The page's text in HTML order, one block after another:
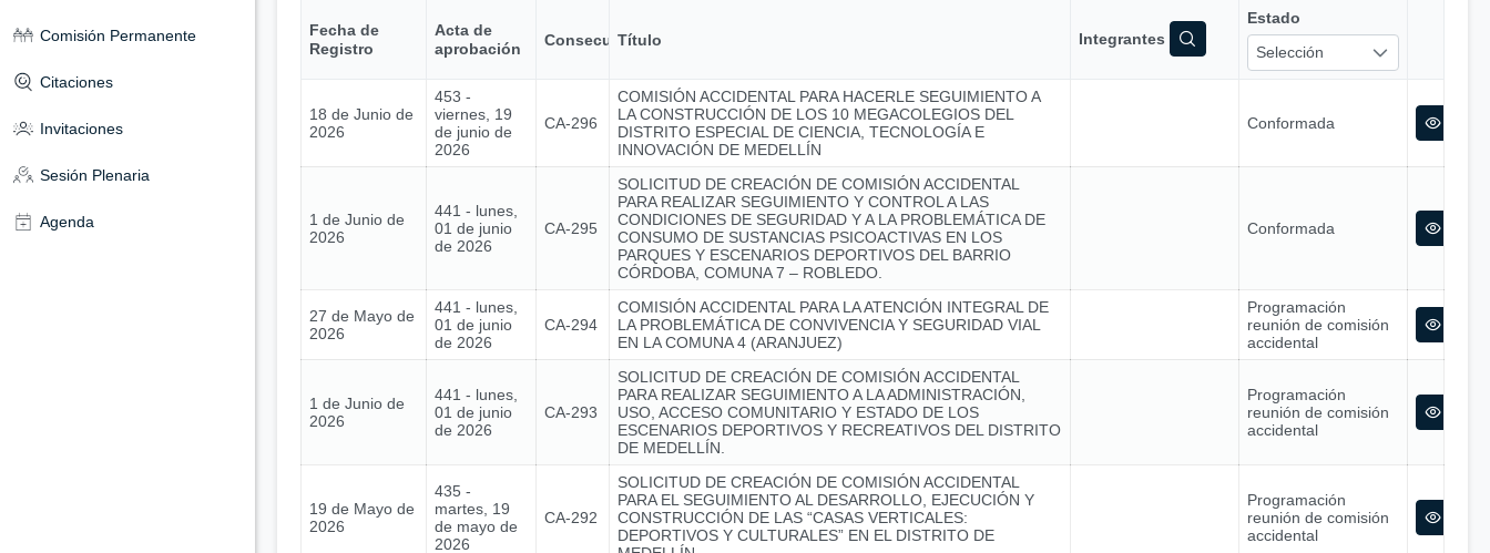
Comisión Permanente
Citaciones
Invitaciones
Sesión Plenaria
Agenda
Fecha de
Registro
Acta de
aprobación
ConsecutivoTítulo Integrantes
Estado
Selección
18 de Junio de
2026
453 -
viernes, 19
de junio de
2026
CA-296
COMISIÓN ACCIDENTAL PARA HACERLE SEGUIMIENTO A
LA CONSTRUCCIÓN DE LOS 10 MEGACOLEGIOS DEL
DISTRITO ESPECIAL DE CIENCIA, TECNOLOGÍA E
INNOVACIÓN DE MEDELLÍN
Conformada
1 de Junio de
2026
441 - lunes,
01 de junio
de 2026
CA-295
SOLICITUD DE CREACIÓN DE COMISIÓN ACCIDENTAL
PARA REALIZAR SEGUIMIENTO Y CONTROL A LAS
CONDICIONES DE SEGURIDAD Y A LA PROBLEMÁTICA DE
CONSUMO DE SUSTANCIAS PSICOACTIVAS EN LOS
PARQUES Y ESCENARIOS DEPORTIVOS DEL BARRIO
CÓRDOBA, COMUNA 7 – ROBLEDO.
Conformada
27 de Mayo de
2026
441 - lunes,
01 de junio
de 2026
CA-294
COMISIÓN ACCIDENTAL PARA LA ATENCIÓN INTEGRAL DE
LA PROBLEMÁTICA DE CONVIVENCIA Y SEGURIDAD VIAL
EN LA COMUNA 4 (ARANJUEZ)
Programación
reunión de comisión
accidental
1 de Junio de
2026
441 - lunes,
01 de junio
de 2026
CA-293
SOLICITUD DE CREACIÓN DE COMISIÓN ACCIDENTAL
PARA REALIZAR SEGUIMIENTO A LA ADMINISTRACIÓN,
USO, ACCESO COMUNITARIO Y ESTADO DE LOS
ESCENARIOS DEPORTIVOS Y RECREATIVOS DEL DISTRITO
DE MEDELLÍN.
Programación
reunión de comisión
accidental
19 de Mayo de
2026
435 -
martes, 19
de mayo de
2026
CA-292
SOLICITUD DE CREACIÓN DE COMISIÓN ACCIDENTAL
PARA EL SEGUIMIENTO AL DESARROLLO, EJECUCIÓN Y
CONSTRUCCIÓN DE LAS “CASAS VERTICALES:
DEPORTIVOS Y CULTURALES” EN EL DISTRITO DE
Programación
reunión de comisión
accidental